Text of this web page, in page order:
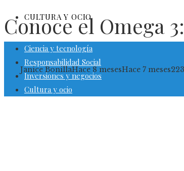
CULTURA Y OCIO
Ciencia y tecnología
Responsabilidad Social
Inversiones y negocios
Cultura y ocio
Conoce el Omega
Janice BonillaHace 8 mesesHace 7 meses223